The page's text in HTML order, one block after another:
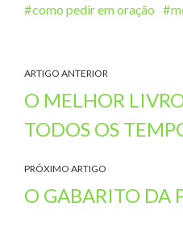
como pedir em oração
ARTIGO ANTERIOR
O MELHOR
TODOS OS
PRÓXIMO ARTIGO
O GABARITO DA